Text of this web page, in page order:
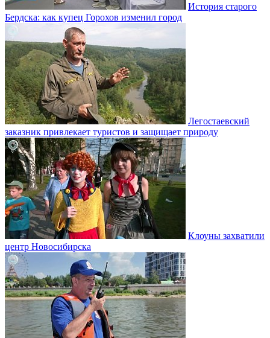
История старого
Бердска: как купец Горохов изменил город
Легостаевский
заказник привлекает туристов и защищает природу
Клоуны захватили
центр Новосибирска